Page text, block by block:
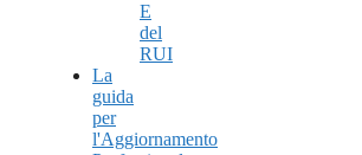
E
del
RUI
La
guida
per
l'Aggiornamento